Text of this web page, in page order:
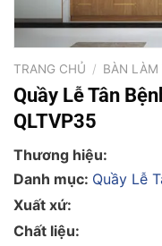
TRANG CHỦ / BÀN LÀM
Quầy Lễ Tân
QLTVP35
Thương hiệu:
Danh mục: Quầy Lễ
Xuất xứ:
Chất liệu: